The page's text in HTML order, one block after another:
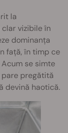
la
vizibile în
dominanța
față, în timp ce
se simte
pregătită
devină haotică.